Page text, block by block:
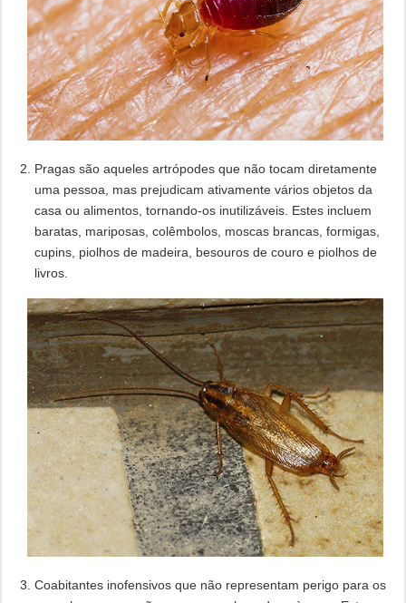
Pragas são aqueles artrópodes que não tocam diretamente
uma pessoa, mas prejudicam ativamente vários objetos da
casa ou alimentos, tornando-os inutilizáveis. Estes incluem
baratas, mariposas, colêmbolos, moscas brancas, formigas,
cupins, piolhos de madeira, besouros de couro e piolhos de
livros.
Coabitantes inofensivos que não representam perigo para os